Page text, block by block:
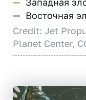
— Восточная
Credit: Jet
Planet Center,